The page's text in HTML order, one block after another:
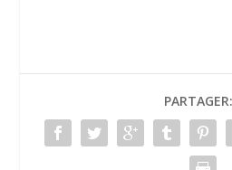
PARTAGER: